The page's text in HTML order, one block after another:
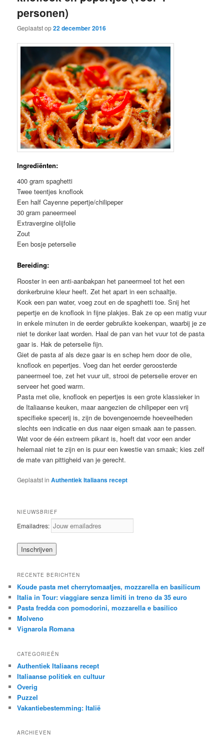
personen)
Geplaatst op22 december 2016
Ingrediënten:
400 gram spaghetti
Twee teentjes knoflook
Een half Cayenne pepertje/chilipeper
30 gram paneermeel
Extravergine olijfolie
Zout
Een bosje peterselie
Bereiding:
Rooster in een anti-aanbakpan het paneermeel tot het een
donkerbruine kleur heeft. Zet het apart in een schaaltje.
Kook een pan water, voeg zout en de spaghetti toe. Snij het
pepertje en de knoflook in fijne plakjes. Bak ze op een matig vuur
in enkele minuten in de eerder gebruikte koekenpan, waarbij je ze
niet te donker laat worden. Haal de pan van het vuur tot de pasta
gaar is. Hak de peterselie fijn.
Giet de pasta af als deze gaar is en schep hem door de olie,
knoflook en pepertjes. Voeg dan het eerder geroosterde
paneermeel toe, zet het vuur uit, strooi de peterselie erover en
serveer het goed warm.
Pasta met olie, knoflook en pepertjes is een grote klassieker in
de Italiaanse keuken, maar aangezien de chilipeper een vrij
specifieke specerij is, zijn de bovengenoemde hoeveelheden
slechts een indicatie en dus naar eigen smaak aan te passen.
Wat voor de één extreem pikant is, hoeft dat voor een ander
helemaal niet te zijn en is puur een kwestie van smaak; kies zelf
de mate van pittigheid van je gerecht.
Geplaatst in Authentiek Italiaans recept
NIEUWSBRIEF
Emailadres:
RECENTE BERICHTEN
Koude pasta met cherrytomaatjes, mozzarella en basilicum
Italia in Tour: viaggiare senza limiti in treno da 35 euro
Pasta fredda con pomodorini, mozzarella e basilico
Molveno
Vignarola Romana
CATEGORIEËN
Authentiek Italiaans recept
Italiaanse politiek en cultuur
Overig
Puzzel
Vakantiebestemming: Italië
ARCHIEVEN